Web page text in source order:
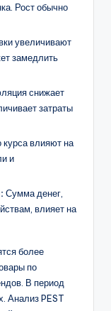
Рост обычно
увеличивают
замедлить
снижает
затраты
курса влияют на
и
Сумма денег,
влияет на
более
по
В период
Анализ PEST